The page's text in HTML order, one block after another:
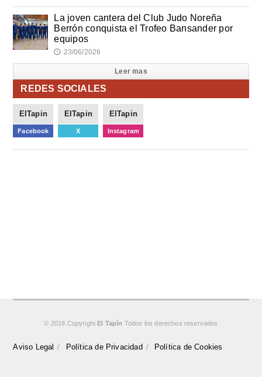
La joven cantera del Club Judo Noreña
Berrón conquista el Trofeo Bansander por
equipos
🕔 23/06/2026
Leer mas
REDES SOCIALES
ElTapin
Facebook
ElTapin
X
ElTapin
Instagram
© 2018 Copyright El Tapín Todos los derechos reservados
Aviso Legal Política de Privacidad Política de Cookies